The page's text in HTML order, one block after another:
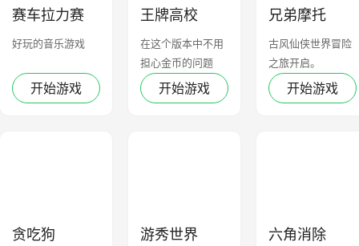
赛车拉力赛
好玩的音乐游戏
开始游戏
王牌高校
在这个版本中不用
担心金币的问题
开始游戏
兄弟摩托
古风仙侠世界冒险
之旅开启。
开始游戏
贪吃狗 游秀世界 六角消除